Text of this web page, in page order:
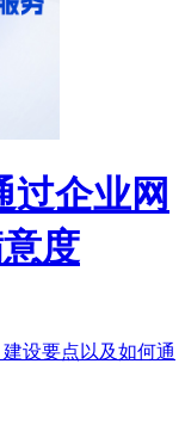
过企业网
度
设要点以及如何通